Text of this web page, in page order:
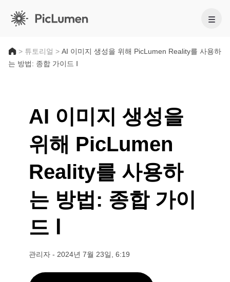
홈
AI 비디오 생성기
텍스트를 영상으로
이미지 → 비디오
AI GIF 생성기
AI 무비 메이커
인기 이펙트
AI 키스 영상
AI 트워크 생성기
AI 댄스 영상
아기 댄스 영상
AI 이미지
이미지 투 이미지
텍스트를 이미지로
AI 이미지 생성기
AI 아트 생성기
AI 이미지 생성기
AI 걸 생성기
AI 캐릭터 생성기
AI 모델
이미지 모델
Midjourney
Seedream 5.0 Pro
GPT 이미지 2.0
Kling 3.0 모션 컨트롤
편집 및 향상
이미지 업스케일러
AI 교체 (인페인트)
이미지 확장기
비즈니스용
제품 사진
AI 배경 생성기
> 튜토리얼 > AI 이미지 생성을 위해 PicLumen Reality를 사용하
는 방법: 종합 가이드 Ⅰ
AI 이미지 생성을
위해 PicLumen
Reality를 사용하
는 방법: 종합 가이
드 Ⅰ
관리자 - 2024년 7월 23일, 6:19